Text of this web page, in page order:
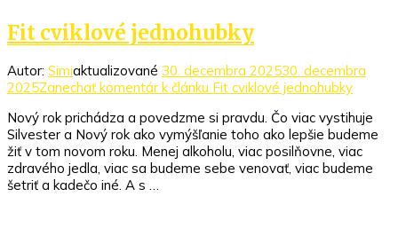
Fit cviklové jednohubky
Autor: Simiaktualizované 30. decembra 202530. decembra
2025Zanechať komentár k článku Fit cviklové jednohubky
Nový rok prichádza a povedzme si pravdu. Čo viac vystihuje
Silvester a Nový rok ako vymýšľanie toho ako lepšie budeme
žiť v tom novom roku. Menej alkoholu, viac posilňovne, viac
zdravého jedla, viac sa budeme sebe venovať, viac budeme
šetriť a kadečo iné. A s …